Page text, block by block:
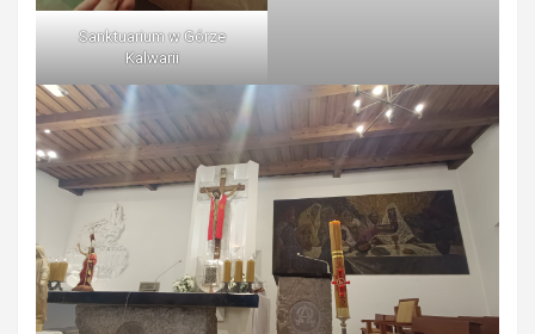
Sanktuarium w Górze
Kalwarii